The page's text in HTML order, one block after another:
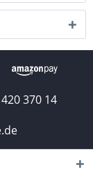
370 14